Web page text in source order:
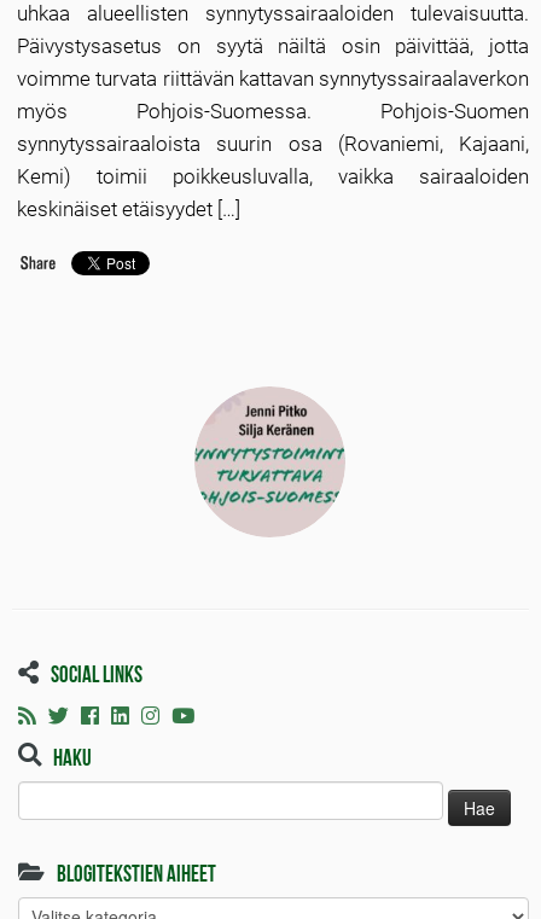
uhkaa alueellisten synnytyssairaaloiden tulevaisuutta.
Päivystysasetus on syytä näiltä osin päivittää, jotta
voimme turvata riittävän kattavan synnytyssairaalaverkon
myös Pohjois-Suomessa. Pohjois-Suomen
synnytyssairaaloista suurin osa (Rovaniemi, Kajaani,
Kemi) toimii poikkeusluvalla, vaikka sairaaloiden
keskinäiset etäisyydet […]
Social links
Haku
Blogitekstien aiheet
Blogitekstien